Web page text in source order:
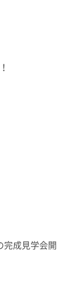
完成見学会開